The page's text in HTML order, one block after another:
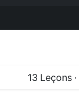
13 Leçons ·